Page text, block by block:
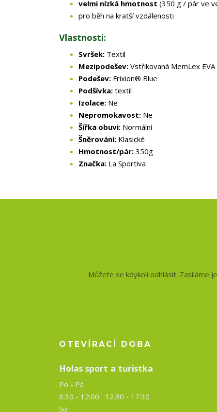
velmi nízká hmotnost (350 g / pár ve
pro běh na kratší vzdálenosti
Vlastnosti:
Svršek: Textil
Mezipodešev: Vstřikovaná MemLex EVA
Podešev: Frixion® Blue
Podšívka: textil
Izolace: Ne
Nepromokavost: Ne
Šířka obuvi: Normální
Šněrování: Klasické
Hmotnost/pár: 350g
Značka: La Sportiva
Můžete se kdykoli odhlásit. Zasíláme
OTEVÍRACÍ DOBA
Holas sport a turistka
Po - Pá
8:30 - 12.00 12.30 - 17:30
So